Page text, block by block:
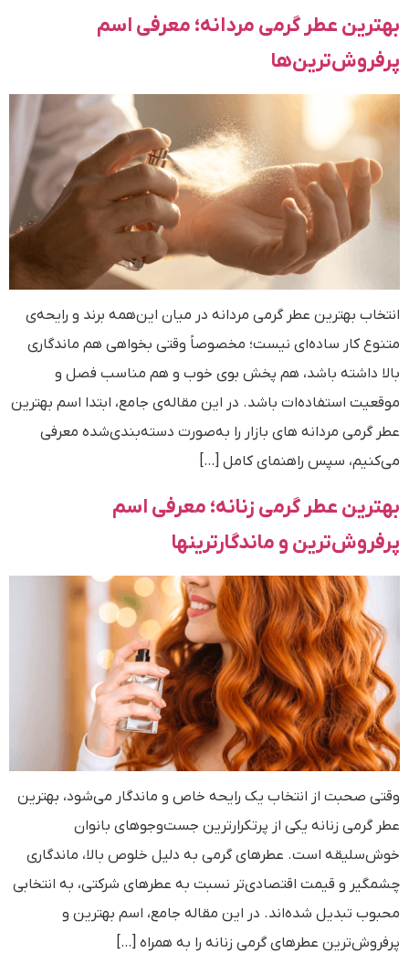
بهترین عطر گرمی مردانه؛ معرفی اسم
پرفروش‌ترین‌ها
انتخاب بهترین عطر گرمی مردانه در میان این‌همه برند و رایحه‌ی
متنوع کار ساده‌ای نیست؛ مخصوصاً وقتی بخواهی هم ماندگاری
بالا داشته باشد، هم پخش بوی خوب و هم مناسب فصل و
موقعیت استفاده‌ات باشد. در این مقاله‌ی جامع، ابتدا اسم بهترین
عطر گرمی مردانه های بازار را به‌صورت دسته‌بندی‌شده معرفی
می‌کنیم، سپس راهنمای کامل […]
بهترین عطر گرمی زنانه؛ معرفی اسم
پرفروش‌ترین و ماندگارترینها
وقتی صحبت از انتخاب یک رایحه خاص و ماندگار می‌شود، بهترین
عطر گرمی زنانه یکی از پرتکرارترین جست‌وجوهای بانوان
خوش‌سلیقه است. عطرهای گرمی به دلیل خلوص بالا، ماندگاری
چشمگیر و قیمت اقتصادی‌تر نسبت به عطرهای شرکتی، به انتخابی
محبوب تبدیل شده‌اند. در این مقاله جامع، اسم بهترین و
پرفروش‌ترین عطرهای گرمی زنانه را به همراه […]